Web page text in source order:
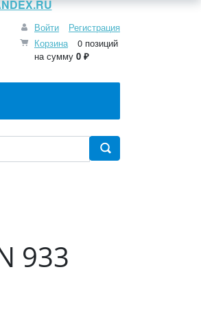
Войти
Регистрация
Корзина
0 позиций
на сумму 0 ₽
933